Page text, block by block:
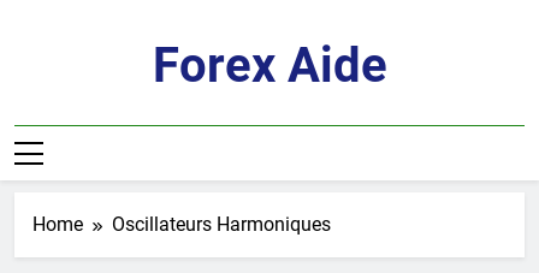
Forex Aide
Home Oscillateurs Harmoniques